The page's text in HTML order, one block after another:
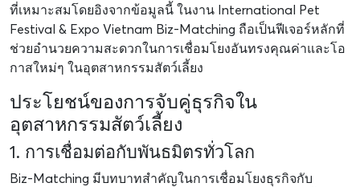
ที่เหมาะสมโดยอิงจากข้อมูลนี้ ในงาน International Pet
Festival & Expo Vietnam Biz-Matching ถือเป็นฟีเจอร์หลักที่
ช่วยอำนวยความสะดวกในการเชื่อมโยงอันทรงคุณค่าและโอ
กาสใหม่ๆ ในอุตสาหกรรมสัตว์เลี้ยง
ประโยชน์ของการจับคู่ธุรกิจใน
อุตสาหกรรมสัตว์เลี้ยง
1. การเชื่อมต่อกับพันธมิตรทั่วโลก
Biz-Matching มีบทบาทสำคัญในการเชื่อมโยงธุรกิจกับ